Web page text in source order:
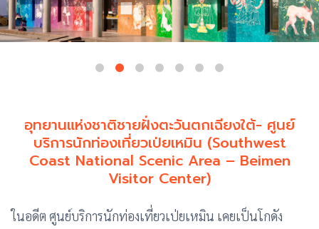
อุทยานแห่งชาติชายฝั่งตะวันตกเฉียงใต้- ศูนย์
บริการนักท่องเที่ยวเป่ยเหมิน (Southwest
Coast National Scenic Area – Beimen
Visitor Center)
ในอดีต ศูนย์บริการนักท่องเที่ยวเป่ยเหมิน เคยเป็นโกดัง